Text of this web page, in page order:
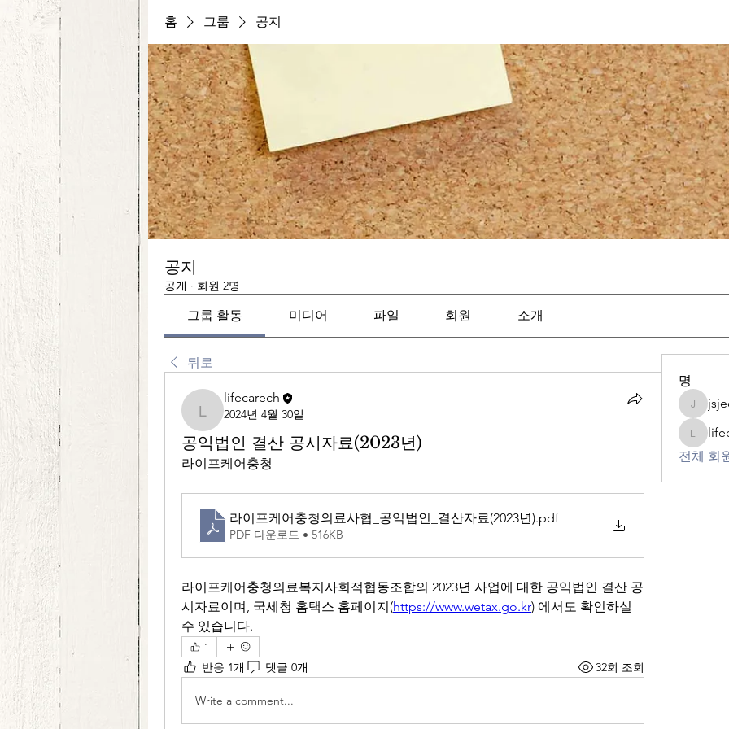
홈 그룹 공지
공지
공개 · 회원 2명
그룹 활동 미디어 파일 회원 소개
뒤로
lifecarech
lifecarech
2024년 4월 30일
공익법인 결산 공시자료(2023년)
라이프케어충청
라이프케어충청의료사협_공익법인_결산자료(2023년).pdf
PDF 다운로드 • 516KB
라이프케어충청의료복지사회적협동조합의 2023년 사업에 대한 공익법인 결산 공
시자료이며, 국세청 홈택스 홈페이지(https://www.wetax.go.kr) 에서도 확인하실
수 있습니다.
1
반응 1개 댓글 0개 32회 조회
Write a comment...
명
전체 회